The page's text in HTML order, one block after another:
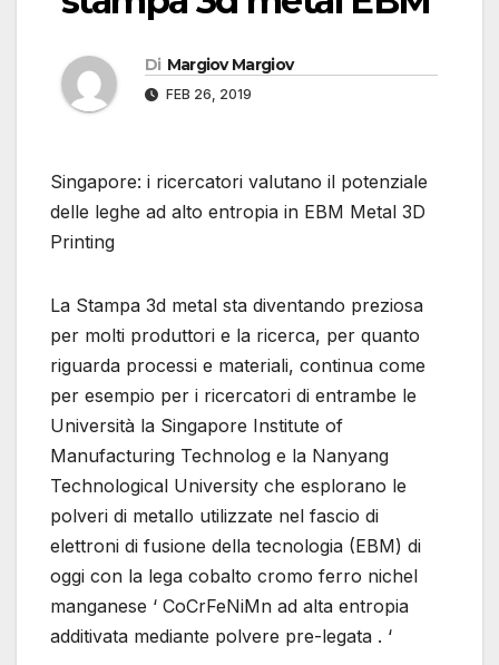
Di Margiov Margiov
FEB 26, 2019
Singapore: i ricercatori valutano il potenziale
delle leghe ad alto entropia in EBM Metal 3D
Printing
La Stampa 3d metal sta diventando preziosa
per molti produttori e la ricerca, per quanto
riguarda processi e materiali, continua come
per esempio per i ricercatori di entrambe le
Università la Singapore Institute of
Manufacturing Technolog e la Nanyang
Technological University che esplorano le
polveri di metallo utilizzate nel fascio di
elettroni di fusione della tecnologia (EBM) di
oggi con la lega cobalto cromo ferro nichel
manganese ‘ CoCrFeNiMn ad alta entropia
additivata mediante polvere pre-legata . ‘